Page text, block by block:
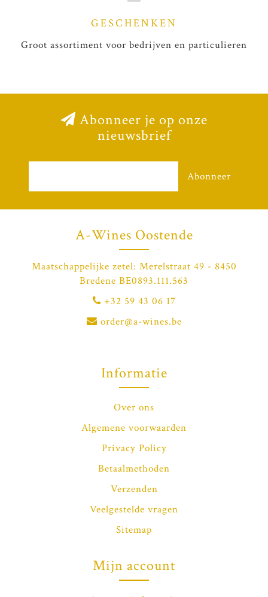
GESCHENKEN
Groot assortiment voor bedrijven en particulieren
Abonneer je op onze
nieuwsbrief
Abonneer
A-Wines Oostende
Maatschappelijke zetel: Merelstraat 49 - 8450
Bredene BE0893.111.563
+32 59 43 06 17
order@a-wines.be
Informatie
Over ons
Algemene voorwaarden
Privacy Policy
Betaalmethoden
Verzenden
Veelgestelde vragen
Sitemap
Mijn account